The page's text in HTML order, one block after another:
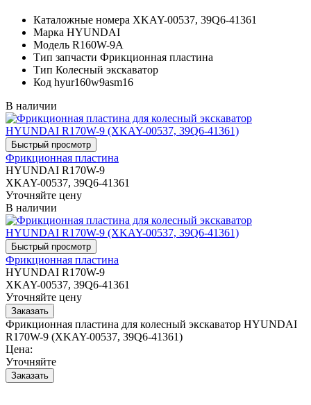
Каталожные номера XKAY-00537, 39Q6-41361
Марка HYUNDAI
Модель R160W-9A
Тип запчасти Фрикционная пластина
Тип Колесный экскаватор
Код hyur160w9asm16
В наличии
Фрикционная пластина
HYUNDAI R170W-9
XKAY-00537, 39Q6-41361
Уточняйте цену
В наличии
Фрикционная пластина
HYUNDAI R170W-9
XKAY-00537, 39Q6-41361
Уточняйте цену
Фрикционная пластина для колесный экскаватор HYUNDAI
R170W-9 (XKAY-00537, 39Q6-41361)
Цена:
Уточняйте